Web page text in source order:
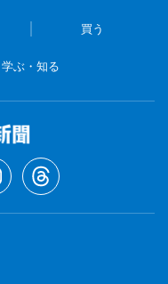
買う
学ぶ・知る